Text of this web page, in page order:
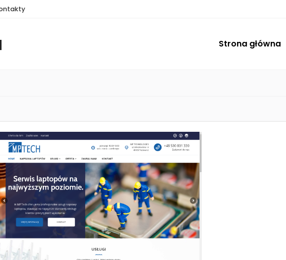
Strona główna